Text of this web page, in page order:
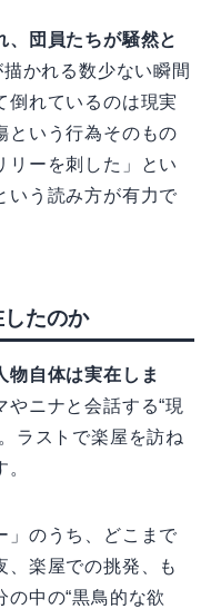
、団員たちが騒然と
描かれる数少ない瞬間
倒れているのは現実
という行為そのもの
リーを刺した」とい
いう読み方が有力で
たのか
物自体は実在しま
ニナと会話する“現
ラストで楽屋を訪ね
」のうち、どこまで
、楽屋での挑発、も
中の“黒鳥的な欲